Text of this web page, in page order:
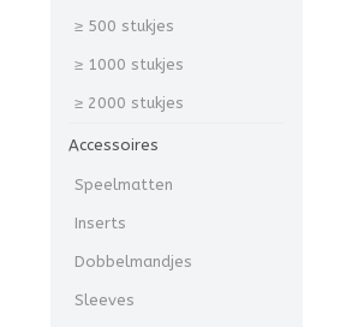
≥ 500 stukjes
≥ 1000 stukjes
≥ 2000 stukjes
Accessoires
Speelmatten
Inserts
Dobbelmandjes
Sleeves